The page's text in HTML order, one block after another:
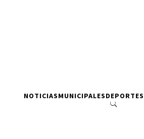
NOTICIASMUNICIPALESDEPORTES